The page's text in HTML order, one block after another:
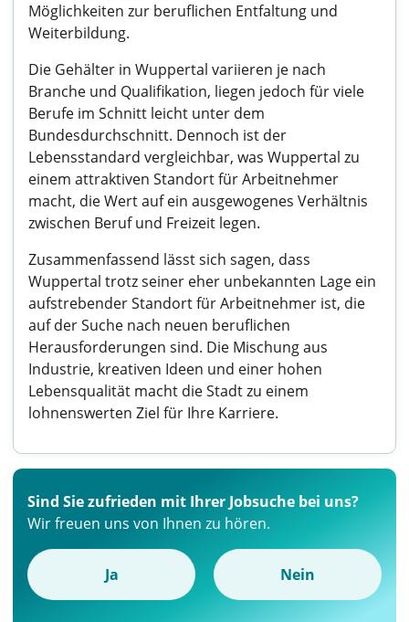
Möglichkeiten zur beruflichen Entfaltung und
Weiterbildung.
Die Gehälter in Wuppertal variieren je nach
Branche und Qualifikation, liegen jedoch für viele
Berufe im Schnitt leicht unter dem
Bundesdurchschnitt. Dennoch ist der
Lebensstandard vergleichbar, was Wuppertal zu
einem attraktiven Standort für Arbeitnehmer
macht, die Wert auf ein ausgewogenes Verhältnis
zwischen Beruf und Freizeit legen.
Zusammenfassend lässt sich sagen, dass
Wuppertal trotz seiner eher unbekannten Lage ein
aufstrebender Standort für Arbeitnehmer ist, die
auf der Suche nach neuen beruflichen
Herausforderungen sind. Die Mischung aus
Industrie, kreativen Ideen und einer hohen
Lebensqualität macht die Stadt zu einem
lohnenswerten Ziel für Ihre Karriere.
Sind Sie zufrieden mit Ihrer Jobsuche bei uns?
Wir freuen uns von Ihnen zu hören.
Ja Nein